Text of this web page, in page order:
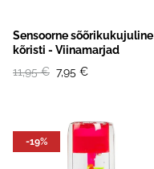
Sensoorne sõõrikukujuline
kõristi - Viinamarjad
11,95 € 7,95 €
-19%